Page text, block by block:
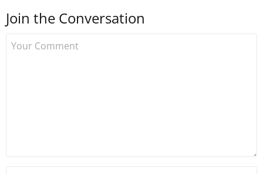
Uzmancoin bünyesinde
Join the Conversation